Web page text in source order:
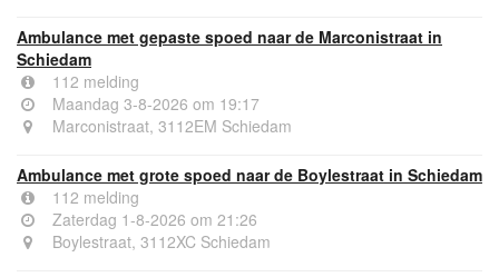
Ambulance met gepaste spoed naar de Marconistraat in
Schiedam
112 melding
Maandag 3-8-2026 om 19:17
Marconistraat, 3112EM Schiedam
Ambulance met grote spoed naar de Boylestraat in Schiedam
112 melding
Zaterdag 1-8-2026 om 21:26
Boylestraat, 3112XC Schiedam